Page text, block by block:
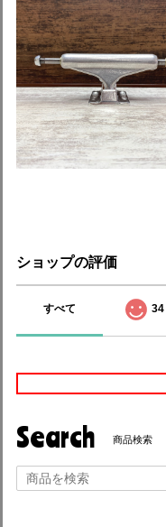
ショップの評価
すべて 34
Search 商品検索